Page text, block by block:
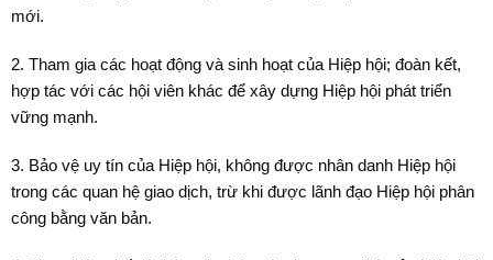
mới.
2. Tham gia các hoạt động và sinh hoạt của Hiệp hội; đoàn kết,
hợp tác với các hội viên khác để xây dựng Hiệp hội phát triển
vững mạnh.
3. Bảo vệ uy tín của Hiệp hội, không được nhân danh Hiệp hội
trong các quan hệ giao dịch, trừ khi được lãnh đạo Hiệp hội phân
công bằng văn bản.